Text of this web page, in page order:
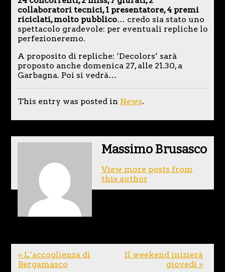
collaboratori tecnici, 1 presentatore, 4 premi
riciclati, molto pubblico… credo sia stato uno
spettacolo gradevole: per eventuali repliche lo
perfezioneremo.
A proposito di repliche: ‘Decolors’ sarà
proposto anche domenica 27, alle 21.30, a
Garbagna. Poi si vedrà…
This entry was posted in News.
Massimo Brusasco
View more posts from
this author
« L’accoglienza di
Bergamasco
Il weekend inizierà
giovedì »